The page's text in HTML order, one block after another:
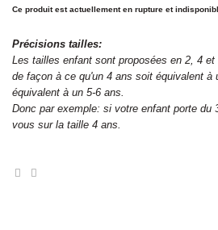
Ce produit est actuellement en rupture et
Précisions tailles:
Les tailles enfant sont proposées en 2, 4
de façon à ce qu'un 4 ans soit équivalent à
équivalent à un 5-6 ans.
Donc par exemple: si votre enfant porte du
vous sur la taille 4 ans.